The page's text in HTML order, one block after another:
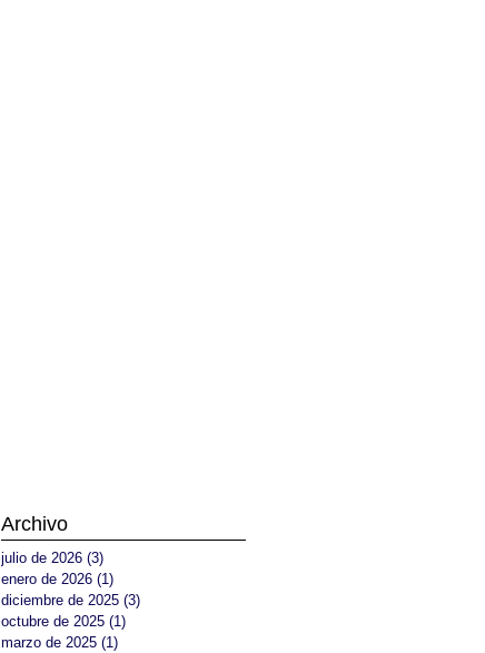
Archivo
julio de 2026 (3)
enero de 2026 (1)
diciembre de 2025 (3)
octubre de 2025 (1)
marzo de 2025 (1)